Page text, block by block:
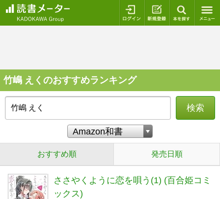
ログイン 新規登録
竹嶋 えくのおすすめランキング
検索
おすすめ順 発売日順
ささやくように恋を唄う(1) (百合姫コミ
ックス)